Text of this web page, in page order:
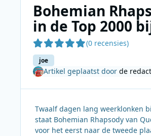
Bohemian
in de Top 2000
(0 recensies)
joe
Artikel geplaatst door de
Twaalf dagen lang weerklonken
staat Bohemian Rhapsody van
voor het eerst naar de tweede